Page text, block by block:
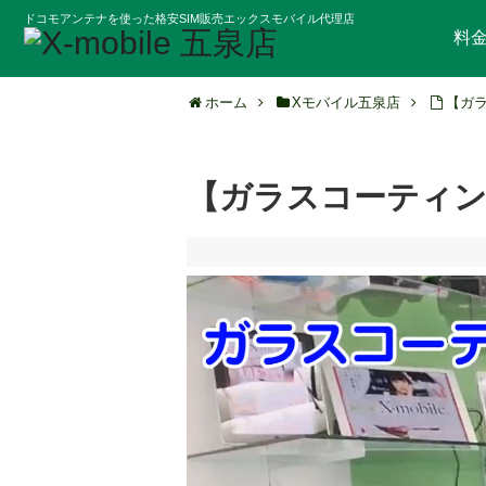
ドコモアンテナを使った格安SIM販売エックスモバイル代理店
料
ホーム Xモバイル五泉店 【ガ
【ガラスコーティ